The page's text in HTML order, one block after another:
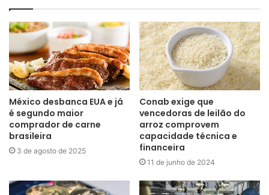
México desbanca EUA e já
é segundo maior
comprador de carne
brasileira
3 de agosto de 2025
Conab exige que
vencedoras de leilão do
arroz comprovem
capacidade técnica e
financeira
11 de junho de 2024